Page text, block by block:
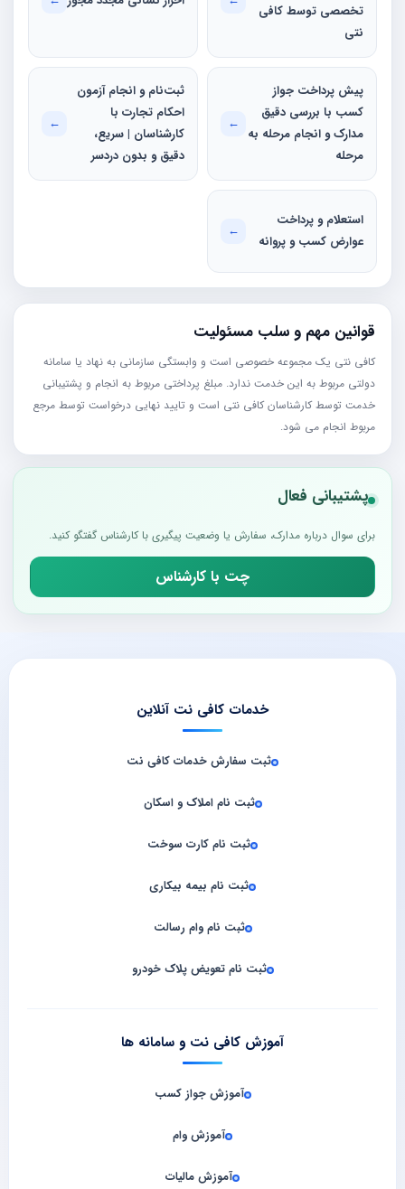
تخصصی توسط کافی‌
نتی
پیش پرداخت جواز
کسب با بررسی دقیق
مدارک و انجام مرحله به
مرحله
←
ثبت‌نام و انجام آزمون
احکام تجارت با
کارشناسان | سریع،
دقیق و بدون دردسر
←
استعلام و پرداخت
عوارض کسب و پروانه
←
قوانین مهم و سلب مسئولیت
کافی نتی یک مجموعه خصوصی است و وابستگی سازمانی به نهاد یا سامانه
دولتی مربوط به این خدمت ندارد. مبلغ پرداختی مربوط به انجام و پشتیبانی
خدمت توسط کارشناسان کافی نتی است و تایید نهایی درخواست توسط مرجع
مربوط انجام می شود.
پشتیبانی فعال
برای سوال درباره مدارک، سفارش یا وضعیت پیگیری با کارشناس گفتگو کنید.
چت با کارشناس
خدمات کافی نت آنلاین
ثبت سفارش خدمات کافی‌ نت
ثبت نام املاک و اسکان
ثبت نام کارت سوخت
ثبت نام بیمه بیکاری
ثبت نام وام رسالت
ثبت نام تعویض پلاک خودرو
آموزش کافی نت و سامانه‌ ها
آموزش جواز کسب
آموزش وام
آموزش مالیات